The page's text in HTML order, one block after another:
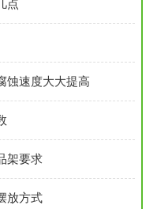
点
蚀速度大大提高
架要求
放方式